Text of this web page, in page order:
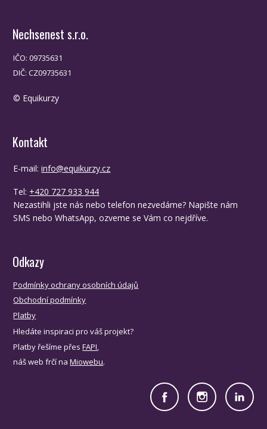
Nechsenest s.r.o.
IČO: 09735631
DIČ: CZ09735631
© Equikurzy
Kontakt
E-mail:info@equikurzy.cz
Tel: +420 727 933 944
Nezastihli jste nás nebo telefon nezvedáme? Napište nám
SMS nebo WhatsApp, ozveme se Vám co nejdříve.
Odkazy
Podmínky ochrany osobních údajů
Obchodní podmínky
Platby
Hledáte inspiraci pro váš projekt?
Platby řešíme přesFAPI,
náš web frčí naMiowebu.